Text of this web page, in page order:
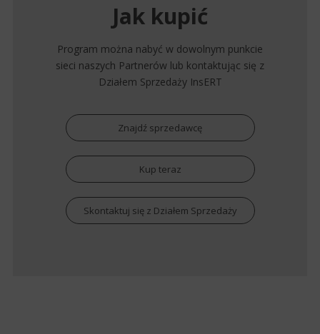
Jak kupić
Program można nabyć w dowolnym punkcie
sieci naszych Partnerów lub kontaktując się z
Działem Sprzedaży InsERT
Znajdź sprzedawcę
Kup teraz
Skontaktuj się z Działem Sprzedaży